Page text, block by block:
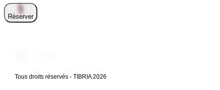
Réserver
Tous droits réservés - TIBRIA 2026